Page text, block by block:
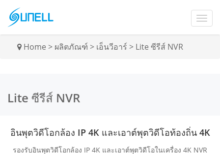
Home > ผลิตภัณฑ์ > เอ็นวีอาร์ > Lite ซีรีส์ NVR
Lite ซีรีส์ NVR
อินพุตวิดีโอกล้อง IP 4K และเอาต์พุตวิดีโอท้องถิ่น 4K
รองรับอินพุตวิดีโอกล้อง IP 4K และเอาต์พุตวิดีโอในเครื่อง 4K NVR